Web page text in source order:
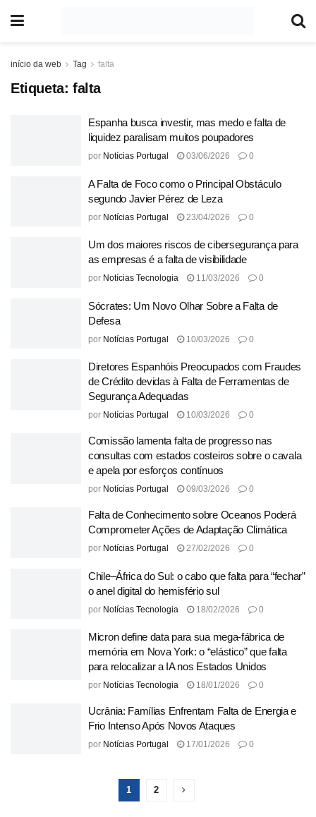
início da web Tag falta
Etiqueta: falta
Espanha busca investir, mas medo e falta de
liquidez paralisam muitos poupadores
por Notícias Portugal 03/06/2026 0
A Falta de Foco como o Principal Obstáculo
segundo Javier Pérez de Leza
por Notícias Portugal 23/04/2026 0
Um dos maiores riscos de cibersegurança para
as empresas é a falta de visibilidade
por Notícias Tecnologia 11/03/2026 0
Sócrates: Um Novo Olhar Sobre a Falta de
Defesa
por Notícias Portugal 10/03/2026 0
Diretores Espanhóis Preocupados com Fraudes
de Crédito devidas à Falta de Ferramentas de
Segurança Adequadas
por Notícias Portugal 10/03/2026 0
Comissão lamenta falta de progresso nas
consultas com estados costeiros sobre o cavala
e apela por esforços contínuos
por Notícias Portugal 09/03/2026 0
Falta de Conhecimento sobre Oceanos Poderá
Comprometer Ações de Adaptação Climática
por Notícias Portugal 27/02/2026 0
Chile–África do Sul: o cabo que falta para “fechar”
o anel digital do hemisfério sul
por Notícias Tecnologia 18/02/2026 0
Micron define data para sua mega-fábrica de
memória em Nova York: o “elástico” que falta
para relocalizar a IA nos Estados Unidos
por Notícias Tecnologia 18/01/2026 0
Ucrânia: Famílias Enfrentam Falta de Energia e
Frio Intenso Após Novos Ataques
por Notícias Portugal 17/01/2026 0
1 2